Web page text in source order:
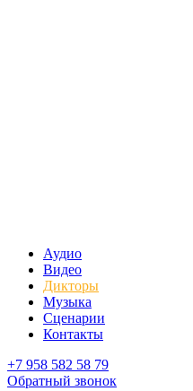
Аудио
Видео
Дикторы
Музыка
Сценарии
Контакты
+7 958 582 58 79
Обратный звонок